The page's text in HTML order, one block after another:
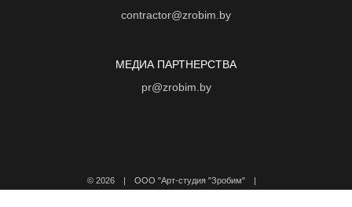
contractor@zrobim.by
МЕДИА ПАРТНЕРСТВА
pr@zrobim.by
© 2026 | ООО "Арт-студия "Зробим" |